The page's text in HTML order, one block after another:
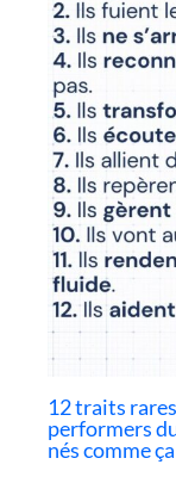
12 traits
performers
nés comme ça